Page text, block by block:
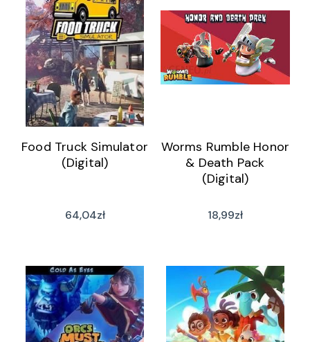
Food Truck Simulator
(Digital)
64,04zł
Worms Rumble Honor
& Death Pack
(Digital)
18,99zł